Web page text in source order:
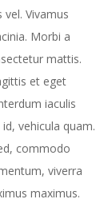
Vivamus
Morbi a
mattis.
et eget
iaculis
vehicula quam.
commodo
viverra
maximus.